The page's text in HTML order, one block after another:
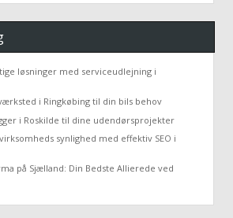
løsninger med serviceudlejning i
i Ringkøbing til din bils behov
i Roskilde til dine udendørsprojekter
synlighed med effektiv SEO i
på Sjælland: Din Bedste Allierede ved